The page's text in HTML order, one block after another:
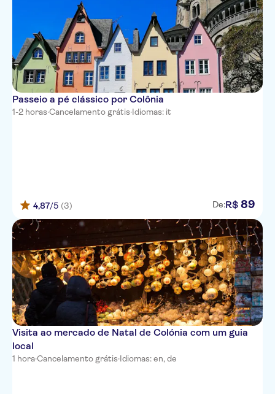
Passeio a pé clássico por Colônia
1-2 horas·Cancelamento grátis·Idiomas: it
4,87/5 (3) De:R$ 89
Visita ao mercado de Natal de Colónia com um guia
local
1 hora·Cancelamento grátis·Idiomas: en, de